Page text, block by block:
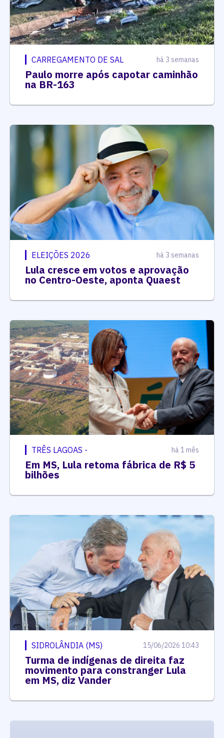
CARREGAMENTO DE SAL há 3 semanas
Paulo morre após capotar caminhão
na BR-163
ELEIÇÕES 2026 há 3 semanas
Lula cresce em votos e aprovação
no Centro-Oeste, aponta Quaest
TRÊS LAGOAS - há 1 mês
Em MS, Lula retoma fábrica de R$ 5
bilhões
SIDROLÂNDIA (MS) 15/06/2026 10:43
Turma de indígenas de direita faz
movimento para constranger Lula
em MS, diz Vander